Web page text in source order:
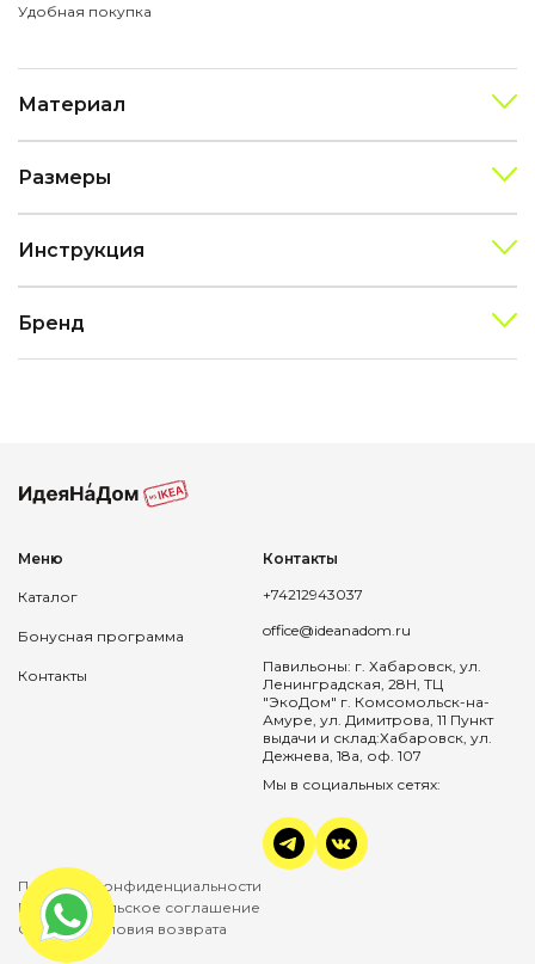
Удобная покупка
Материал
Размеры
Инструкция
Бренд
Меню
Каталог
Бонусная программа
Контакты
Контакты
+74212943037
office@ideanadom.ru
Павильоны: г. Хабаровск, ул.
Ленинградская, 28Н, ТЦ
"ЭкоДом" г. Комсомольск-на-
Амуре, ул. Димитрова, 11 Пункт
выдачи и склад:Хабаровск, ул.
Дежнева, 18а, оф. 107
Мы в социальных сетях:
Политика конфиденциальности
Пользовательское соглашение
Оплата и условия возврата